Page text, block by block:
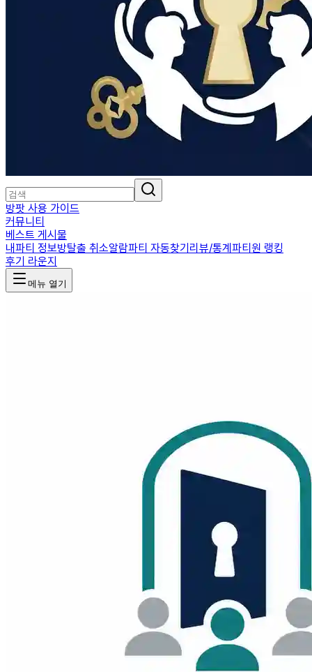
방팟 사용 가이드
커뮤니티
베스트 게시물
내파티 정보방탈출 취소알람파티 자동찾기리뷰/통계파티원 랭킹
후기 라운지
메뉴 열기